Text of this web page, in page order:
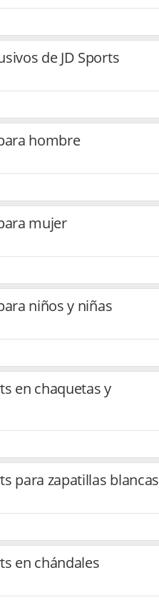
de JD Sports
hombre
mujer
niños y niñas
en chaquetas y
para zapatillas blancas
en chándales